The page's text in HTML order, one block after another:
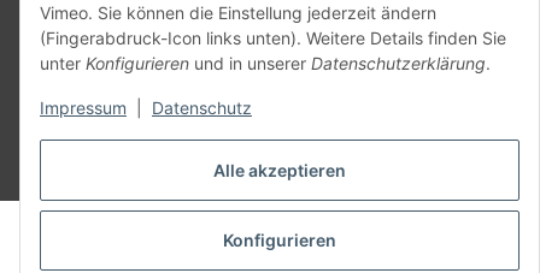
Alle akzeptieren
Konfigurieren
Vimeo. Sie können die Einstellung jederzeit ändern
(Fingerabdruck-Icon links unten). Weitere Details finden Sie
unter Konfigurieren und in unserer Datenschutzerklärung.
Impressum Datenschutz
Vertrag widerrufen
* Alle Preise inkl. gesetzlicher USt., zzgl.Versand
© voltmaster.de
Powered byJTL-Shop